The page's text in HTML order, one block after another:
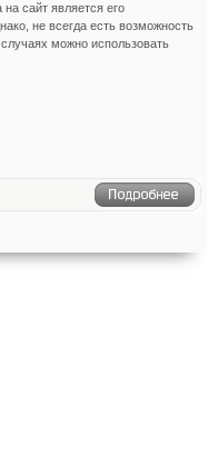
сайт является его
не всегда есть возможность
можно использовать